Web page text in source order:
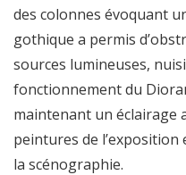
des colonnes évoquant
gothique a permis
sources lumineuses,
fonctionnement du
maintenant un éclairage
peintures de
la scénographie.